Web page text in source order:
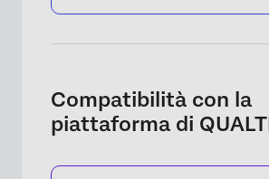
Compatibilità con la
piattaforma di